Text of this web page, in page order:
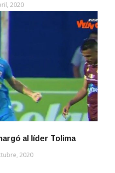
2020
al líder Tolima
2020